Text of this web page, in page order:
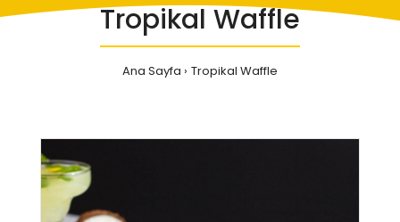
Tropikal Waffle
Ana Sayfa Tropikal Waffle